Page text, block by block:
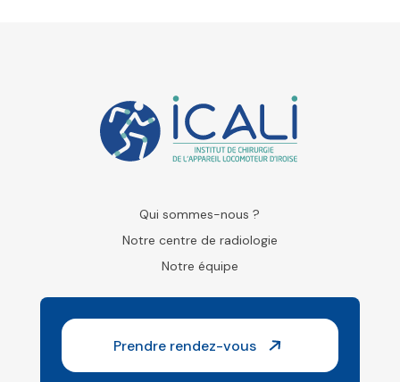
Qui sommes-nous ?
Notre centre de radiologie
Notre équipe
Prendre rendez-vous